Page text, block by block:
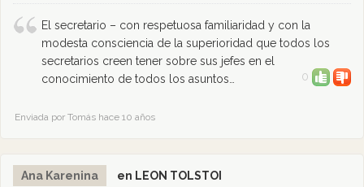
El secretario – con respetuosa familiaridad y con la
modesta consciencia de la superioridad que todos los
secretarios creen tener sobre sus jefes en el
conocimiento de todos los asuntos…
0
Enviada por Tomás hace 10 años
Ana Karenina en LEON TOLSTOI